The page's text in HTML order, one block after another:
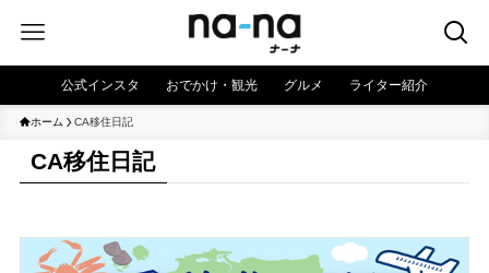
公式インスタ おでかけ・観光 グルメ ライター紹介
ホーム CA移住日記
CA移住日記